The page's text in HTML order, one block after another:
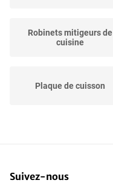
Robinets mitigeurs de
cuisine
Plaque de cuisson
Grille-pain et machines
Suivez-nous